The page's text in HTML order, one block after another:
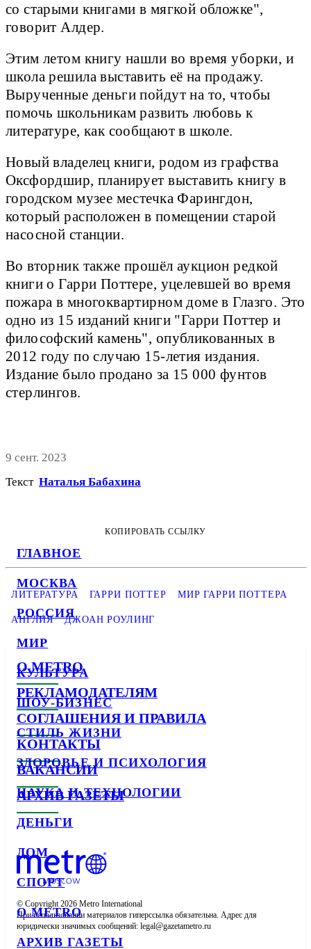
ГЛАВНОЕ
МОСКВА
РОССИЯ
МИР
КУЛЬТУРА
ШОУ-БИЗНЕС
СТИЛЬ ЖИЗНИ
ЗДОРОВЬЕ И ПСИХОЛОГИЯ
НАУКА И ТЕХНОЛОГИИ
ДЕНЬГИ
ДОМ
СПОРТ
О METRO
АРХИВ ГАЗЕТЫ
со старыми книгами в мягкой обложке",
говорит Алдер.
Этим летом книгу нашли во время уборки, и
школа решила выставить её на продажу.
Вырученные деньги пойдут на то, чтобы
помочь школьникам развить любовь к
литературе, как сообщают в школе.
Новый владелец книги, родом из графства
Оксфордшир, планирует выставить книгу в
городском музее местечка Фарингдон,
который расположен в помещении старой
насосной станции.
Во вторник также прошёл аукцион редкой
книги о Гарри Поттере, уцелевшей во время
пожара в многоквартирном доме в Глазго. Это
одно из 15 изданий книги "Гарри Поттер и
философский камень", опубликованных в
2012 году по случаю 15-летия издания.
Издание было продано за 15 000 фунтов
стерлингов.
9 сент. 2023
Текст Наталья Бабахина
КОПИРОВАТЬ ССЫЛКУ
ЛИТЕРАТУРА ГАРРИ ПОТТЕР МИР ГАРРИ ПОТТЕРА
АНГЛИЯ ДЖОАН РОУЛИНГ
О METRO
РЕКЛАМОДАТЕЛЯМ
СОГЛАШЕНИЯ И ПРАВИЛА
КОНТАКТЫ
ВАКАНСИИ
АРХИВ ГАЗЕТЫ
© Copyright 2026 Metro International
При использовании материалов гиперссылка обязательна. Адрес для
юридически значимых сообщений: